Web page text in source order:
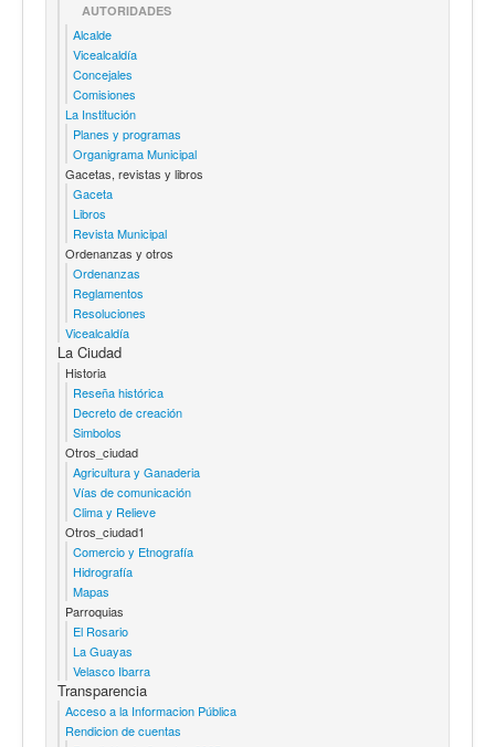
AUTORIDADES
Alcalde
Vicealcaldía
Concejales
Comisiones
La Institución
Planes y programas
Organigrama Municipal
Gacetas, revistas y libros
Gaceta
Libros
Revista Municipal
Ordenanzas y otros
Ordenanzas
Reglamentos
Resoluciones
Vicealcaldía
La Ciudad
Historia
Reseña histórica
Decreto de creación
Simbolos
Otros_ciudad
Agricultura y Ganaderia
Vías de comunicación
Clima y Relieve
Otros_ciudad1
Comercio y Etnografía
Hidrografía
Mapas
Parroquias
El Rosario
La Guayas
Velasco Ibarra
Transparencia
Acceso a la Informacion Pública
Rendicion de cuentas